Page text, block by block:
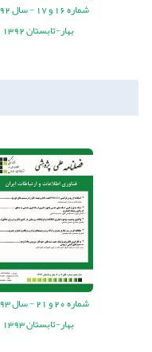
شماره16 و17
-سال1392
بهار-تابستان 1392
شماره20 و21
-سال1393
بهار-تابستان 1393